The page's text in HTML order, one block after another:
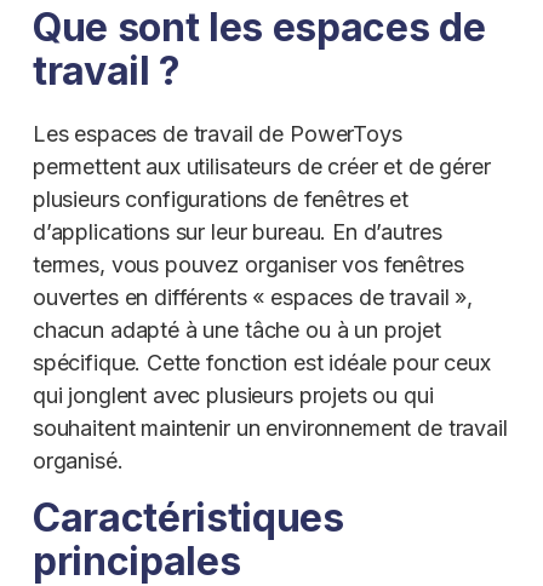
Que sont les espaces de
travail ?
Les espaces de travail de PowerToys
permettent aux utilisateurs de créer et de gérer
plusieurs configurations de fenêtres et
d’applications sur leur bureau. En d’autres
termes, vous pouvez organiser vos fenêtres
ouvertes en différents « espaces de travail »,
chacun adapté à une tâche ou à un projet
spécifique. Cette fonction est idéale pour ceux
qui jonglent avec plusieurs projets ou qui
souhaitent maintenir un environnement de travail
organisé.
Caractéristiques
principales